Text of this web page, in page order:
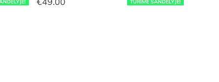
TURIME SANDĖLYJE!